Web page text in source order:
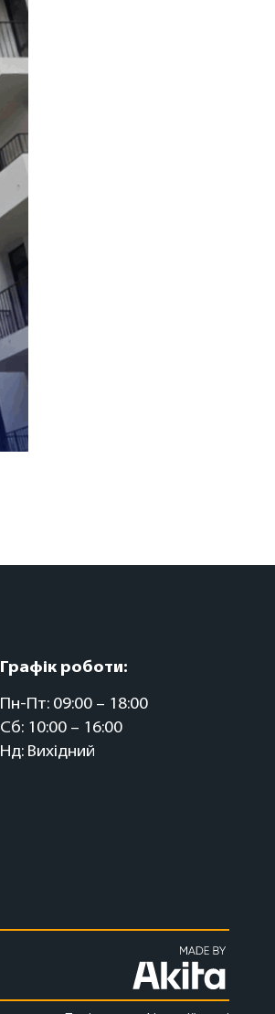
Графік роботи:
Пн-Пт: 09:00 – 18:00
Сб: 10:00 – 16:00
Нд: Вихідний